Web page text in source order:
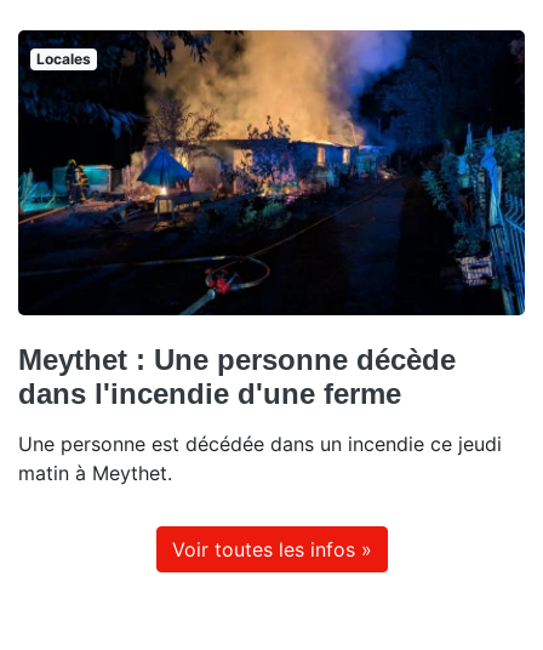
Locales
Meythet : Une personne décède
dans l'incendie d'une ferme
Une personne est décédée dans un incendie ce jeudi
matin à Meythet.
Voir toutes les infos »